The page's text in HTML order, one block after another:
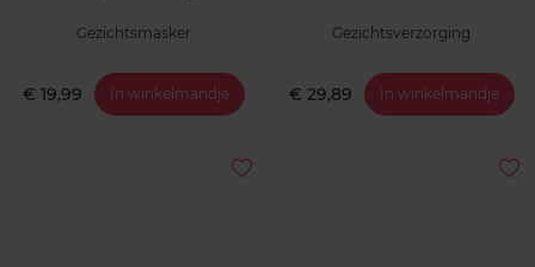
Gezichtsmasker
€ 19,99 In winkelmandje
Gezichtsverzorging
€ 29,89 In winkelmandje